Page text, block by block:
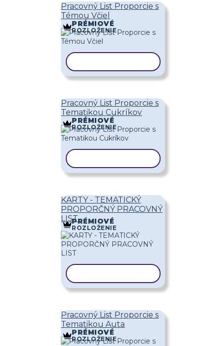
Pracovný List Proporcie s
Témou Včiel
PRÉMIOVÉ
ROZLOŽENIE
Pracovný List Proporcie s
Tematikou Cukríkov
PRÉMIOVÉ
ROZLOŽENIE
KARTY - TEMATICKÝ
PROPORČNÝ PRACOVNÝ
LISTPRÉMIOVÉ
ROZLOŽENIE
Pracovný List Proporcie s
Tematikou Auta
PRÉMIOVÉ
ROZLOŽENIE